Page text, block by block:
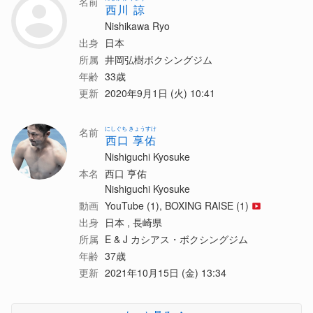
西川 諒
Nishikawa Ryo
出身 日本
所属 井岡弘樹ボクシングジム
年齢 33歳
更新 2020年9月1日 (火) 10:41
名前 西口 享佑
にしぐち きょうすけ
Nishiguchi Kyosuke
本名 西口 亨佑
Nishiguchi Kyosuke
動画 YouTube (1), BOXING RAISE (1)
出身 日本 , 長崎県
所属 E & J カシアス・ボクシングジム
年齢 37歳
更新 2021年10月15日 (金) 13:34